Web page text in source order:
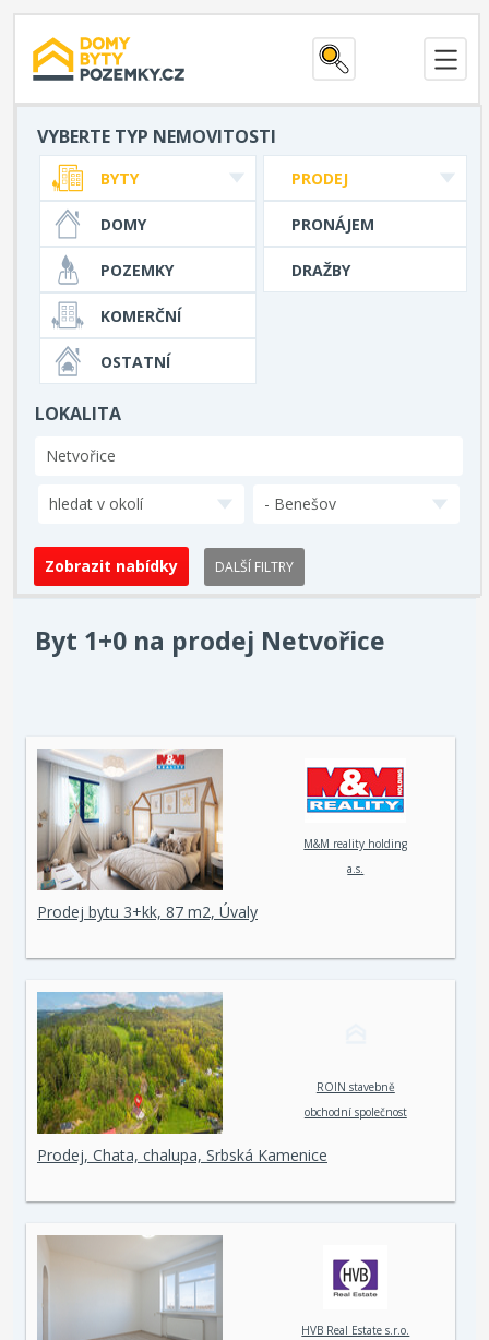
VYBERTE TYP NEMOVITOSTI
PRODEJ
PRONÁJEM
DRAŽBY
BYTY
DOMY
POZEMKY
KOMERČNÍ
OSTATNÍ
LOKALITA
hledat v okolí - Benešov
DALŠÍ FILTRY
Byt 1+0 na prodej Netvořice
M&M reality holding
a.s.
Prodej bytu 3+kk, 87 m2, Úvaly
ROIN stavebně
obchodní společnost
Prodej, Chata, chalupa, Srbská Kamenice
HVB Real Estate s.r.o.